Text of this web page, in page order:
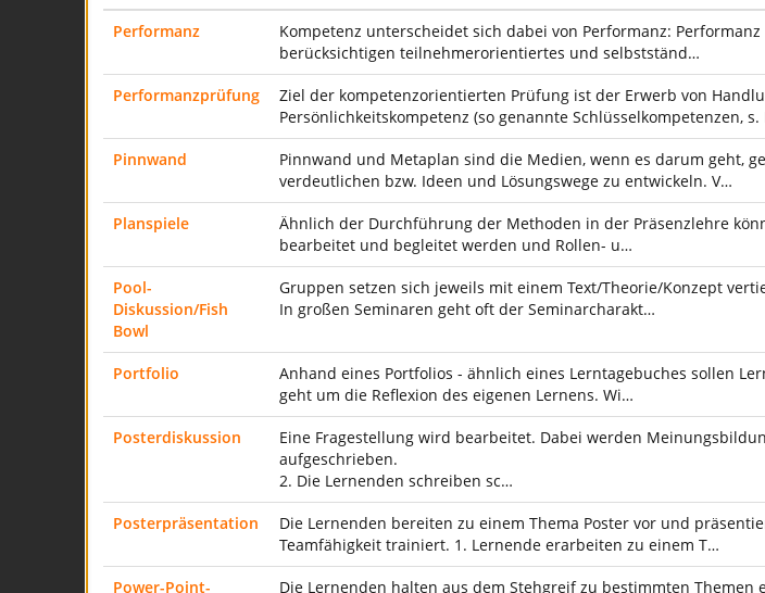
Performanz
Kompetenz unterscheidet sich dabei von Performanz:
berücksichtigen teilnehmerorientiertes und selbstständ…
Performanzprüfung
Ziel der kompetenzorientierten Prüfung ist der Erwerb von
Persönlichkeitskompetenz (so genannte Schlüsselkompetenzen,
Pinnwand
Pinnwand und Metaplan sind die Medien, wenn es darum geht,
verdeutlichen bzw. Ideen und Lösungswege zu entwickeln. V…
Planspiele
Ähnlich der Durchführung der Methoden in der Präsenzlehre
bearbeitet und begleitet werden und Rollen- u…
Pool-
Diskussion/Fish
Bowl
Gruppen setzen sich jeweils mit einem Text/Theorie/Konzept
In großen Seminaren geht oft der Seminarcharakt…
Portfolio
Anhand eines Portfolios - ähnlich eines Lerntagebuches sollen
geht um die Reflexion des eigenen Lernens. Wi…
Posterdiskussion
Eine Fragestellung wird bearbeitet. Dabei werden
aufgeschrieben.
2. Die Lernenden schreiben sc…
Posterpräsentation
Die Lernenden bereiten zu einem Thema Poster vor und
Teamfähigkeit trainiert. 1. Lernende erarbeiten zu einem T…
Power-Point- Die Lernenden halten aus dem Stehgreif zu bestimmten